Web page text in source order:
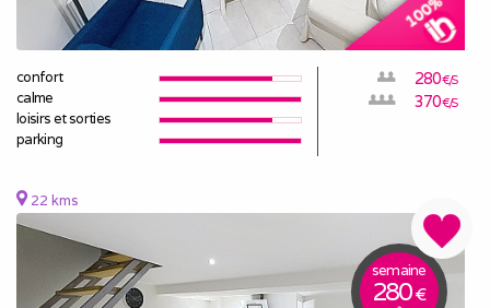
confort
calme
loisirs et sorties
parking
280€/S
370€/S
22 kms
semaine
280€